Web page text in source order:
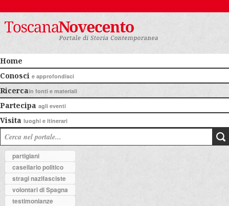
Home
Conosci e approfondisci
Ricercain fonti e materiali
Partecipa agli eventi
Visita luoghi e itinerari
partigiani
casellario politico
stragi nazifasciste
volontari di Spagna
testimonianze